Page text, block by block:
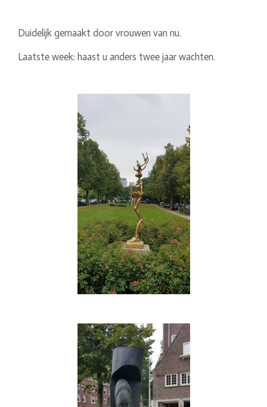
Duidelijk gemaakt door vrouwen van nu.
Laatste week: haast u anders twee jaar wachten.